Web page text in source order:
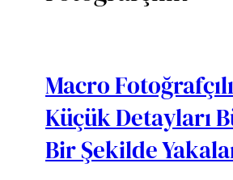
Macro
Küçük Detayları
Bir Şekilde